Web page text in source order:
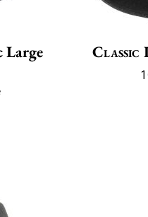
Large Classic